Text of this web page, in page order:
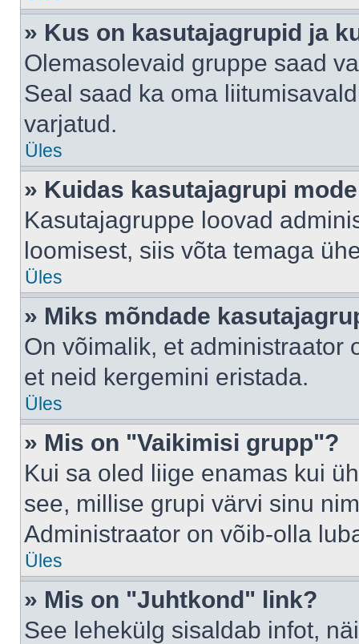
» Kus on kasutajagrupid ja
Olemasolevaid gruppe saad
Seal saad ka oma
varjatud.
Üles
» Kuidas kasutajagrupi
Kasutajagruppe loovad
loomisest, siis võta temaga
Üles
» Miks mõndade
On võimalik, et administraator
et neid kergemini eristada.
Üles
» Mis on "Vaikimisi grupp"?
Kui sa oled liige enamas kui
see, millise grupi värvi sinu
Administraator on võib-olla
Üles
» Mis on "Juhtkond" link?
See lehekülg sisaldab infot,